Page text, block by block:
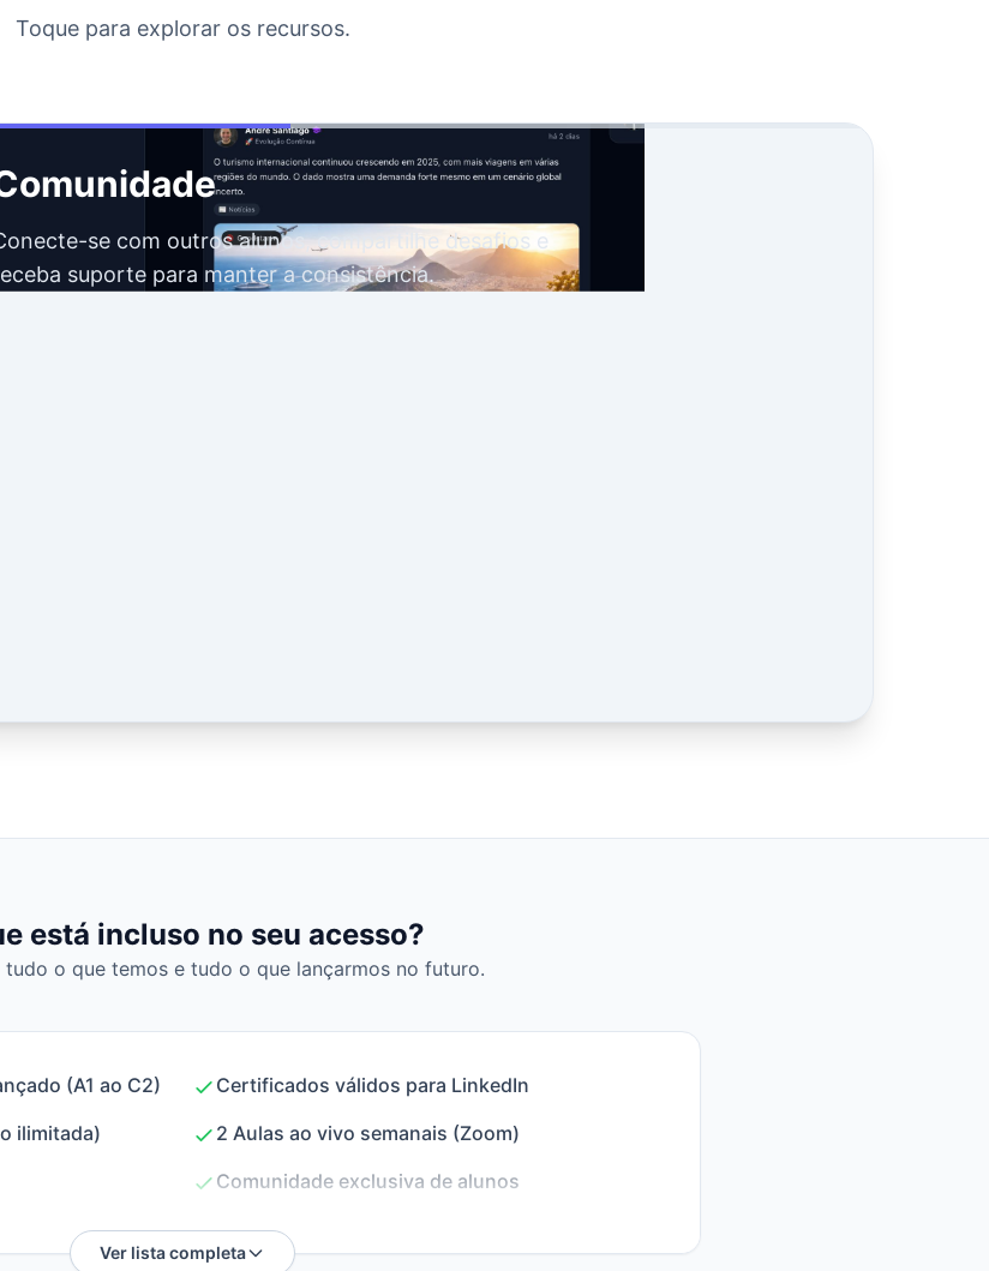
Toque para explorar os recursos.
se com outros alunos, compartilhe desafios e
suporte para manter a consistência.
está incluso no seu acesso?
tudo o que temos e tudo o que lançarmos no futuro.
(A1 ao C2)
Certificados válidos para LinkedIn
ilimitada)
2 Aulas ao vivo semanais (Zoom)
Comunidade exclusiva de alunos
Ver lista completa